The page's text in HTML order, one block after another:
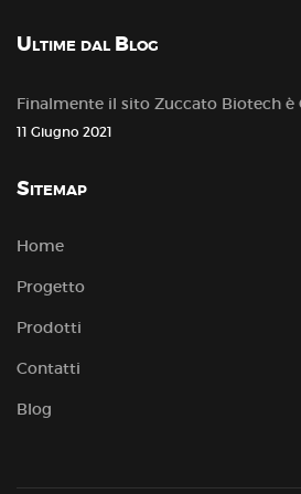
Ultime dal Blog
Finalmente il sito Zuccato Biotech è
11 Giugno 2021
Sitemap
Home
Progetto
Prodotti
Contatti
Blog